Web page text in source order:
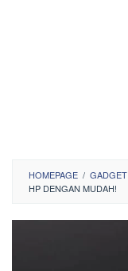
HOMEPAGE / GADGET
HP DENGAN MUDAH!